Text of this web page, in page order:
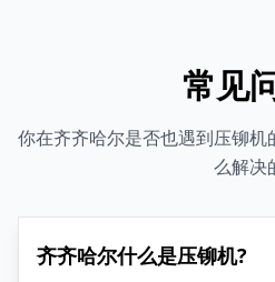
常见
你在齐齐哈尔是否也遇到压铆
么解决
齐齐哈尔什么是压铆机?